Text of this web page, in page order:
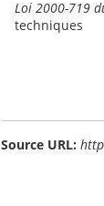
Loi 2000-719
techniques
Source URL: